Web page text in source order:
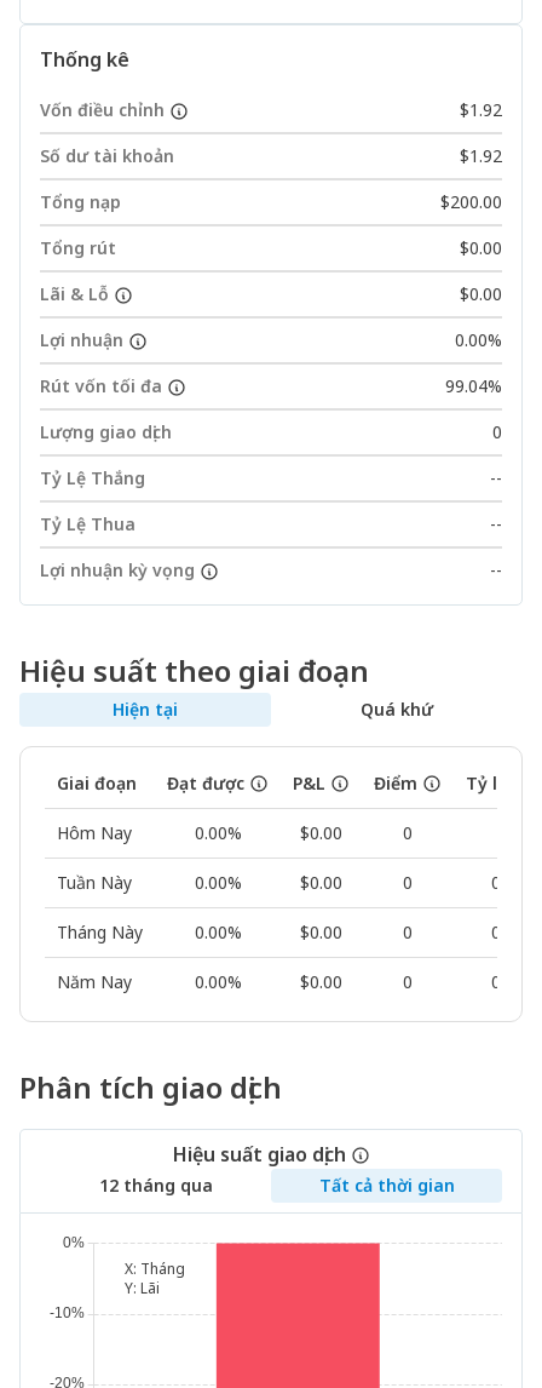
Thống kê
Vốn điều chỉnh
$1.92
Số dư tài khoản
$1.92
Tổng nạp
$200.00
Tổng rút
$0.00
Lãi & Lỗ
$0.00
Lợi nhuận
0.00%
Rút vốn tối đa
99.04%
Lượng giao dịch
0
Tỷ Lệ Thắng
--
Tỷ Lệ Thua
--
Lợi nhuận kỳ vọng
--
Hiệu suất theo giai đoạn
Hiện tại Quá khứ
Giai đoạn Đạt được P&L Điểm Tỷ lệ
Hôm Nay 0.00% $0.00 0
Tuần Này 0.00% $0.00 0 0.00%
Tháng Này 0.00% $0.00 0 0.00%
Năm Nay 0.00% $0.00 0 0.00%
Phân tích giao dịch
Hiệu suất giao dịch
12 tháng qua Tất cả thời gian
X: Tháng
Y: Lãi